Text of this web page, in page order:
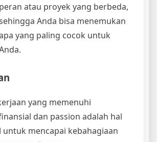
peran atau proyek yang berbeda,
Anda bisa menemukan
yang paling cocok untuk
yang memenuhi
dan passion adalah hal
untuk mencapai kebahagiaan